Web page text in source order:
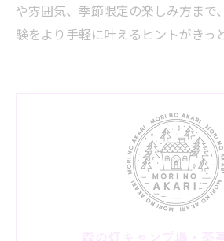
や雰囲気、季節限定の楽しみ方まで
験をより手軽に叶えるヒントがきっ